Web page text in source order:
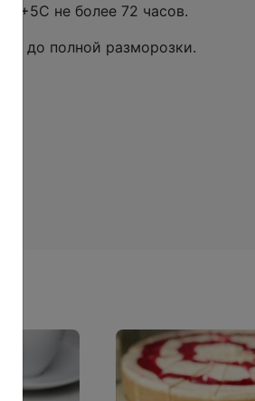
не более 72 часов.
до полной разморозки.